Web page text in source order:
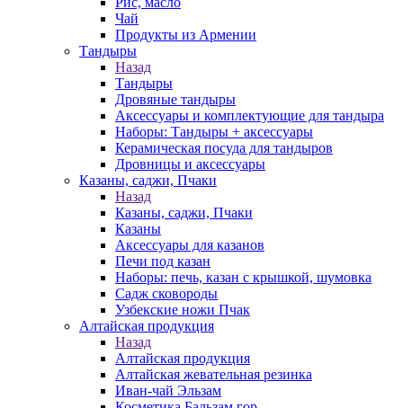
Чай
Продукты из Армении
Тандыры
Назад
Тандыры
Дровяные тандыры
Аксессуары и комплектующие для тандыра
Наборы: Тандыры + аксессуары
Керамическая посуда для тандыров
Дровницы и аксессуары
Казаны, саджи, Пчаки
Назад
Казаны, саджи, Пчаки
Казаны
Аксессуары для казанов
Печи под казан
Наборы: печь, казан с крышкой, шумовка
Садж сковороды
Узбекские ножи Пчак
Алтайская продукция
Назад
Алтайская продукция
Алтайская жевательная резинка
Иван-чай Эльзам